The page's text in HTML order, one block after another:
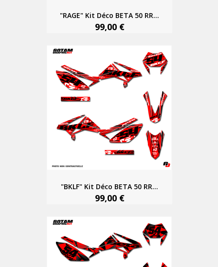
"RAGE" Kit Déco BETA 50 RR...
99,00 €
"BKLF" Kit Déco BETA 50 RR...
99,00 €